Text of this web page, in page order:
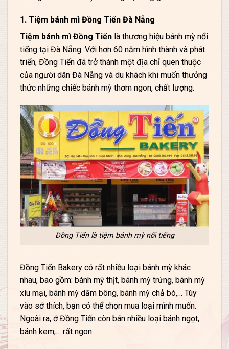
1. Tiệm bánh mì Đồng Tiến Đà Nẵng
Tiệm bánh mì Đồng Tiến là thương hiệu bánh mỳ nổi
tiếng tại Đà Nẵng. Với hơn 60 năm hình thành và phát
triển, Đồng Tiến đã trở thành một địa chỉ quen thuộc
của người dân Đà Nẵng và du khách khi muốn thưởng
thức những chiếc bánh mỳ thơm ngon, chất lượng.
Đồng Tiến là tiệm bánh mỳ nổi tiếng
Đồng Tiến Bakery có rất nhiều loại bánh mỳ khác
nhau, bao gồm: bánh mỳ thịt, bánh mỳ trứng, bánh mỳ
xíu mại, bánh mỳ dăm bông, bánh mỳ chả bò,… Tùy
vào sở thích, bạn có thể chọn mua loại mình muốn.
Ngoài ra, ở Đồng Tiến còn bán nhiều loại bánh ngọt,
bánh kem,… rất ngon.